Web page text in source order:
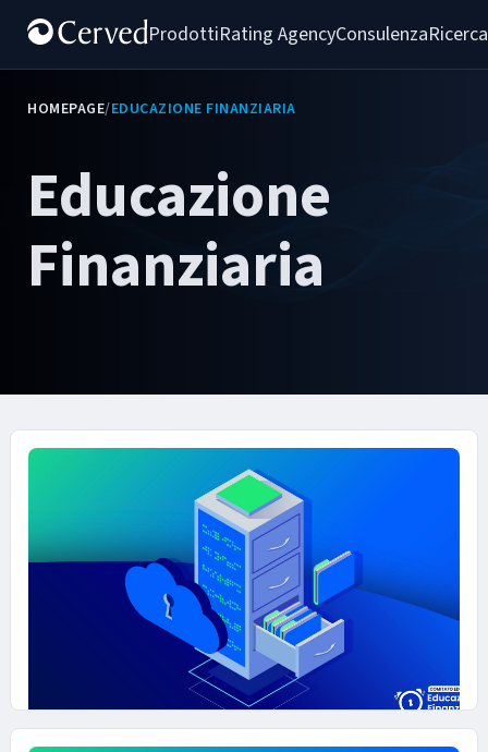
ProdottiRating AgencyConsulenza
HOMEPAGE/EDUCAZIONE FINANZIARIA
Educazione
Finanziaria